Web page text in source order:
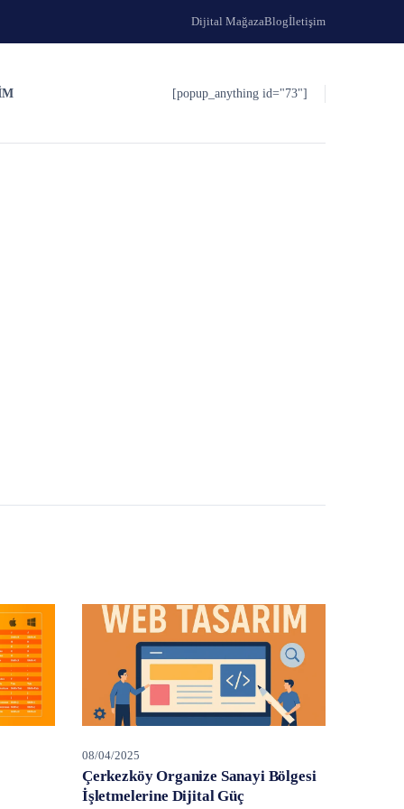
Dijital MağazaBlogİletişim
[popup_anything id="73"]
08/04/2025
Çerkezköy Organize Sanayi Bölgesi
İşletmelerine Dijital Güç